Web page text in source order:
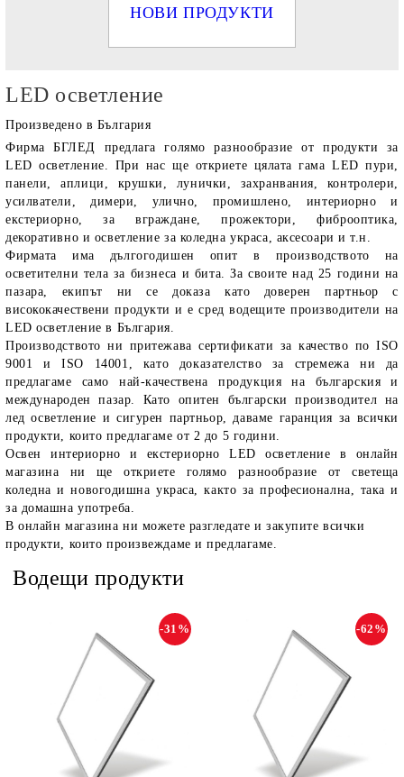
НОВИ ПРОДУКТИ
LED осветление
Произведено в България
ФирмаБГЛЕД
предлага голямо разнообразие от продукти за
LED осветление. При нас ще откриете цялата гама LED пури,
панели, аплици, крушки, лунички, захранвания, контролери,
усилватели, димери, улично, промишлено, интериорно и
екстериорно, за вграждане, прожектори, фиброоптика,
декоративно и осветление за коледна украса, аксесоари и т.н.
Фирмата има дългогодишен опит в производството на
осветителни тела за бизнеса и бита. За своите над 25 години на
пазара, екипът ни се доказа като доверен партньор с
висококачествени продукти и е сред водещите производители на
LED осветление в България.
Производството ни притежава сертификати за качество по ISO
9001 и ISO 14001, като доказателство за стремежа ни да
предлагаме само най-качествена продукция на българския и
международен пазар. Като опитен български производител на
лед осветление и сигурен партньор, даваме гаранция за всички
продукти, които предлагаме от 2 до 5 години.
Освен интериорно и екстериорно LED осветление в онлайн
магазина ни ще откриете голямо разнообразие от светеща
коледна и новогодишна украса, както за професионална, така и
за домашна употреба.
В онлайн магазина ни можете разгледате и закупите всички
продукти, които произвеждаме и предлагаме.
Водещи продукти
-31% -62%